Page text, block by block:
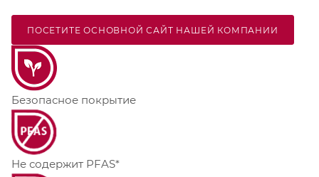
ПОСЕТИТЕ ОСНОВНОЙ САЙТ НАШЕЙ КОМПАНИИ
Безопасное покрытие
Не содержит PFAS*